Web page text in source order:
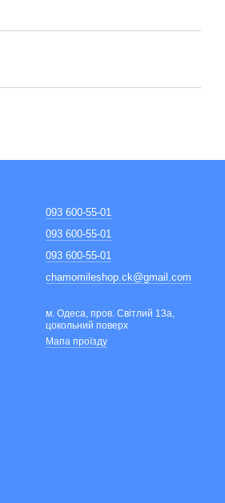
093 600-55-01
093 600-55-01
093 600-55-01
chamomileshop.ck@gmail.com
м. Одеса, пров. Світлий 13а,
цокольний поверх
Мапа проїзду